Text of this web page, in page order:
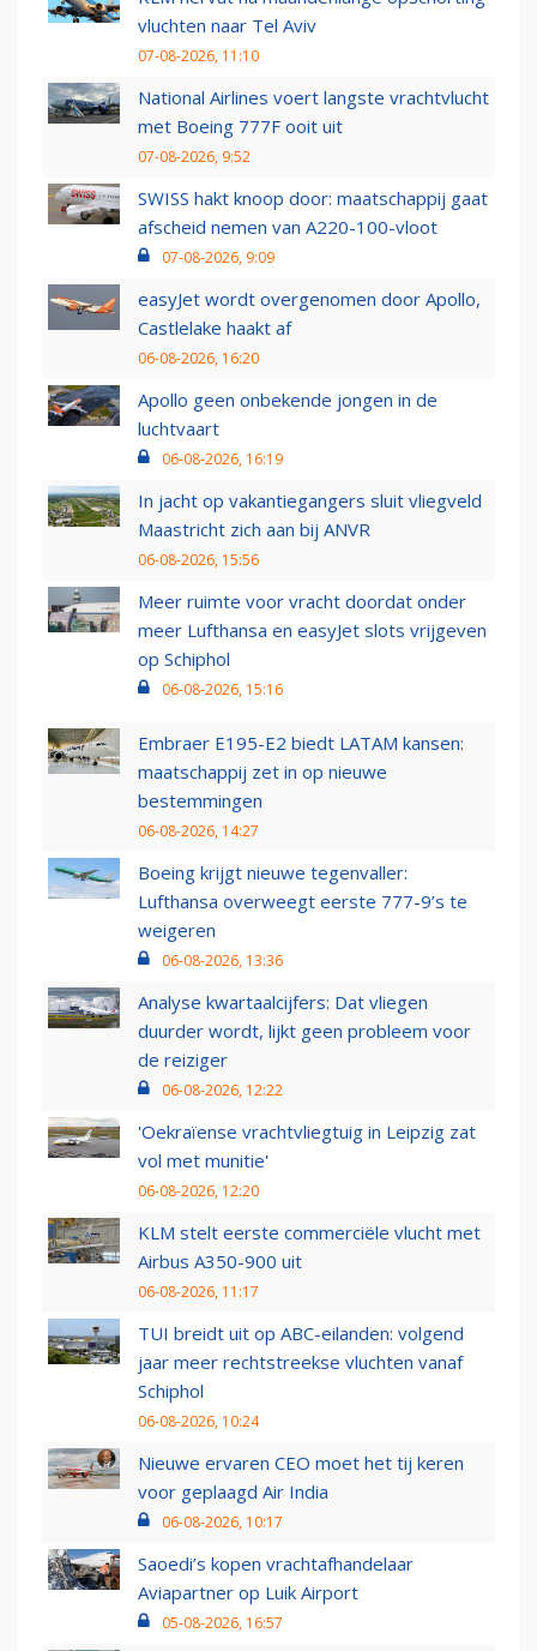
vluchten naar Tel Aviv
07-08-2026, 11:10
National Airlines voert langste vrachtvlucht
met Boeing 777F ooit uit
07-08-2026, 9:52
SWISS hakt knoop door: maatschappij gaat
afscheid nemen van A220-100-vloot
07-08-2026, 9:09
easyJet wordt overgenomen door Apollo,
Castlelake haakt af
06-08-2026, 16:20
Apollo geen onbekende jongen in de
luchtvaart
06-08-2026, 16:19
In jacht op vakantiegangers sluit vliegveld
Maastricht zich aan bij ANVR
06-08-2026, 15:56
Meer ruimte voor vracht doordat onder
meer Lufthansa en easyJet slots vrijgeven
op Schiphol
06-08-2026, 15:16
Embraer E195-E2 biedt LATAM kansen:
maatschappij zet in op nieuwe
bestemmingen
06-08-2026, 14:27
Boeing krijgt nieuwe tegenvaller:
Lufthansa overweegt eerste 777-9’s te
weigeren
06-08-2026, 13:36
Analyse kwartaalcijfers: Dat vliegen
duurder wordt, lijkt geen probleem voor
de reiziger
06-08-2026, 12:22
'Oekraïense vrachtvliegtuig in Leipzig zat
vol met munitie'
06-08-2026, 12:20
KLM stelt eerste commerciële vlucht met
Airbus A350-900 uit
06-08-2026, 11:17
TUI breidt uit op ABC-eilanden: volgend
jaar meer rechtstreekse vluchten vanaf
Schiphol
06-08-2026, 10:24
Nieuwe ervaren CEO moet het tij keren
voor geplaagd Air India
06-08-2026, 10:17
Saoedi’s kopen vrachtafhandelaar
Aviapartner op Luik Airport
05-08-2026, 16:57